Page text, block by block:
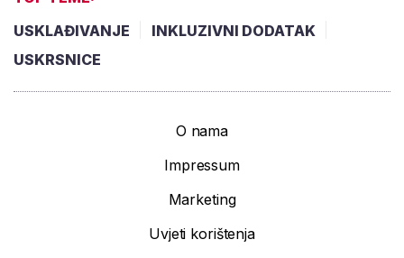
USKLAĐIVANJE
INKLUZIVNI DODATAK
USKRSNICE
O nama
Impressum
Marketing
Uvjeti korištenja